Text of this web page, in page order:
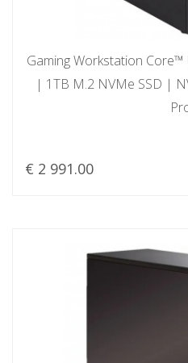
Gaming Workstation
| 1TB M.2 NVMe SSD |
€ 2 991.00